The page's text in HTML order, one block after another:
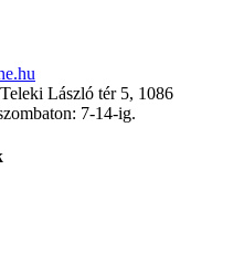
László tér 5, 1086
7-14-ig.